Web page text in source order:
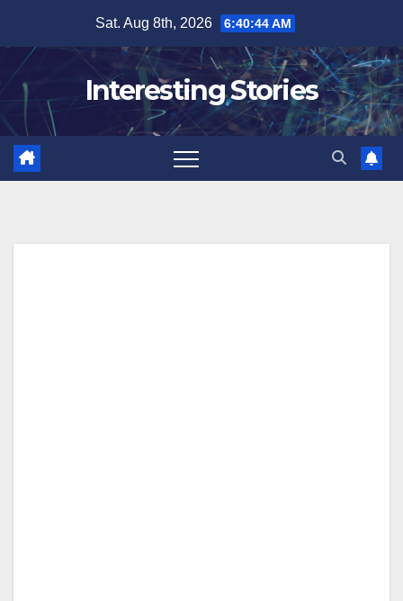
content
Sat. Aug 8th, 2026 6:40:45 AM
Interesting Stories